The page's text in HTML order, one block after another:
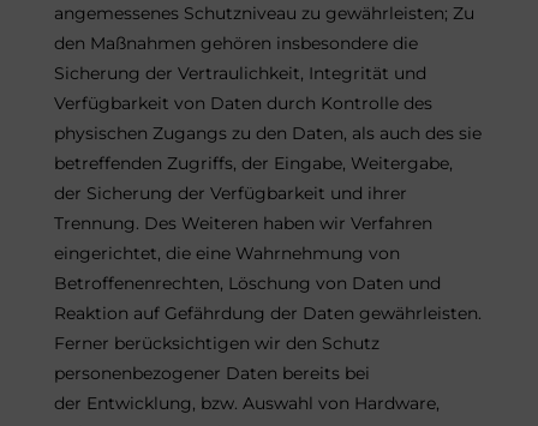
angemessenes Schutzniveau zu gewährleisten; Zu
den Maßnahmen gehören insbesondere die
Sicherung der Vertraulichkeit, Integrität und
Verfügbarkeit von Daten durch Kontrolle des
physischen Zugangs zu den Daten, als auch des sie
betreffenden Zugriffs, der Eingabe, Weitergabe,
der Sicherung der Verfügbarkeit und ihrer
Trennung. Des Weiteren haben wir Verfahren
eingerichtet, die eine Wahrnehmung von
Betroffenenrechten, Löschung von Daten und
Reaktion auf Gefährdung der Daten gewährleisten.
Ferner berücksichtigen wir den Schutz
personenbezogener Daten bereits bei
der Entwicklung, bzw. Auswahl von Hardware,